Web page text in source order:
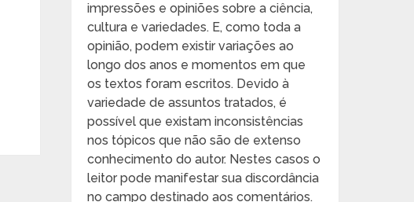
impressões e opiniões sobre a ciência,
cultura e variedades. E, como toda a
opinião, podem existir variações ao
longo dos anos e momentos em que
os textos foram escritos. Devido à
variedade de assuntos tratados, é
possível que existam inconsistências
nos tópicos que não são de extenso
conhecimento do autor. Nestes casos o
leitor pode manifestar sua discordância
no campo destinado aos comentários.